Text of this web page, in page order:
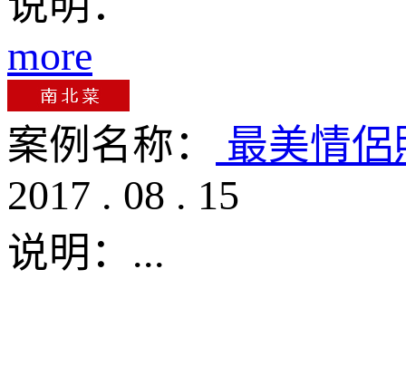
more
案例名称：
最美情
2017 . 08 . 15
说明： ...